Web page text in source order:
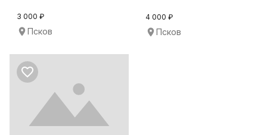
3 000 ₽
Псков
4 000 ₽
Псков